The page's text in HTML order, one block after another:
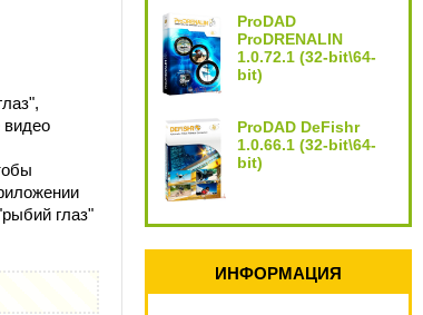
видео
глаз"
ProDAD
ProDRENALIN
1.0.72.1 (32-bit\64-
bit)
ProDAD DeFishr
1.0.66.1 (32-bit\64-
bit)
ИНФОРМАЦИЯ